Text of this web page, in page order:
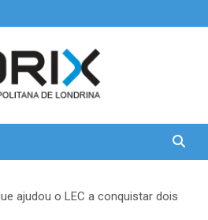
ajudou o LEC a conquistar dois